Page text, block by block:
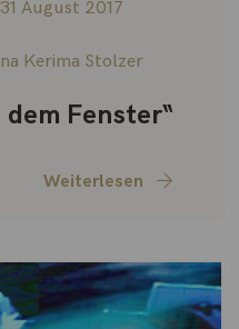
August 2017
Kerima Stolzer
Fenster“
Weiterlesen